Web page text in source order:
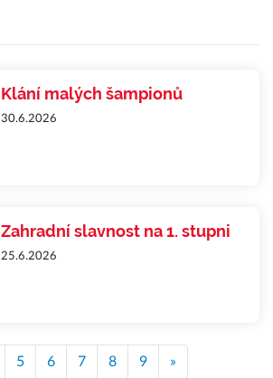
Klání malých šampionů
30.6.2026
Zahradní slavnost na 1. stupni
25.6.2026
5 6 7 8 9 »